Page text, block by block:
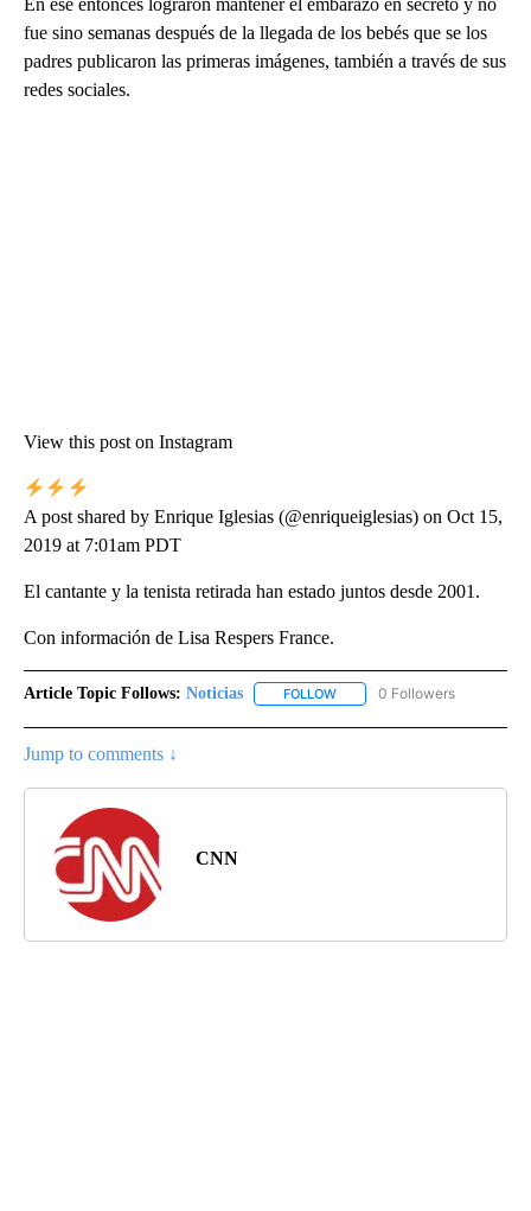
En ese entonces lograron mantener el embarazo en secreto y no
fue sino semanas después de la llegada de los bebés que se los
padres publicaron las primeras imágenes, también a través de sus
redes sociales.
View this post on Instagram
A post shared by Enrique Iglesias (@enriqueiglesias) on Oct 15,
2019 at 7:01am PDT
El cantante y la tenista retirada han estado juntos desde 2001.
Con información de Lisa Respers France.
Article Topic Follows: Noticias FOLLOW FOLLOW "NOTICIAS" TO
0 Followers
Jump to comments ↓
CNN